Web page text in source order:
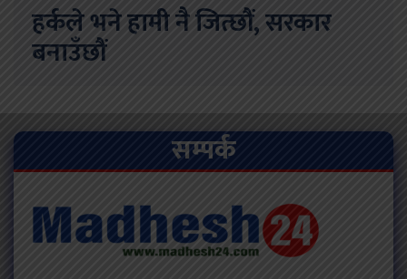
हर्कले भने हामी नै जित्छौं, सरकार
बनाउँछौं
सम्पर्क